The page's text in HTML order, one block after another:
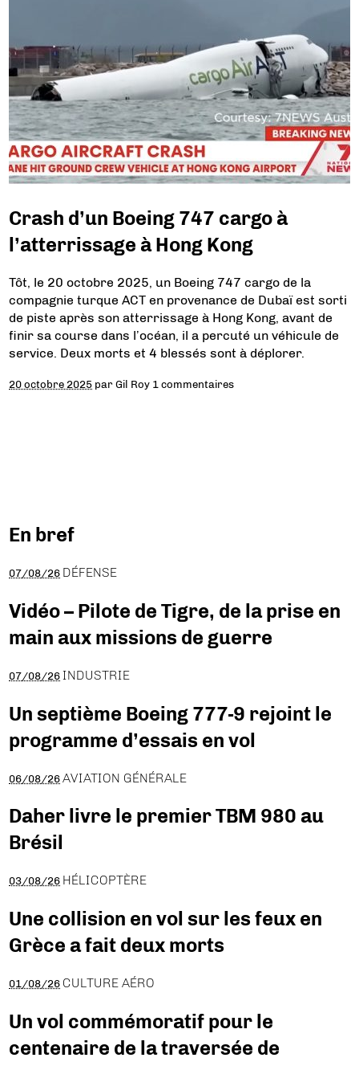
Crash d’un Boeing 747 cargo à
l’atterrissage à Hong Kong
Tôt, le 20 octobre 2025, un Boeing 747 cargo de la
compagnie turque ACT en provenance de Dubaï est sorti
de piste après son atterrissage à Hong Kong, avant de
finir sa course dans l’océan, il a percuté un véhicule de
service. Deux morts et 4 blessés sont à déplorer.
20 octobre 2025 parGil Roy 1 commentaires
En bref
07/08/26 DÉFENSE
Vidéo – Pilote de Tigre, de la prise en
main aux missions de guerre
07/08/26 INDUSTRIE
Un septième Boeing 777-9 rejoint le
programme d’essais en vol
06/08/26 AVIATION GÉNÉRALE
Daher livre le premier TBM 980 au
Brésil
03/08/26 HÉLICOPTÈRE
Une collision en vol sur les feux en
Grèce a fait deux morts
01/08/26 CULTURE AÉRO
Un vol commémoratif pour le
centenaire de la traversée de